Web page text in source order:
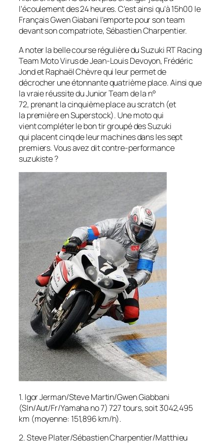
l'écoulement des 24 heures. C'est ainsi qu'à 15h00 le
Français Gwen Giabani l'emporte pour son team
devant son compatriote, Sébastien Charpentier.
A noter la belle course régulière du Suzuki RT Racing
Team Moto Virus de Jean-Louis Devoyon, Frédéric
Jond et Raphaël Chèvre qui leur permet de
décrocher une étonnante quatrième place. Ainsi que
la vraie réussite du Junior Team de la n°
72, prenant la cinquième place au scratch (et
la première en Superstock). Une moto qui
vient compléter le bon tir groupé des Suzuki
qui placent cinq de leur machines dans les sept
premiers. Vous avez dit contre-performance
suzukiste ?
1. Igor Jerman/Steve Martin/Gwen Giabbani
(Sln/Aut/Fr/Yamaha no 7) 727 tours, soit 3042,495
km (moyenne: 151,896 km/h).
2. Steve Plater/Sébastien Charpentier/Matthieu